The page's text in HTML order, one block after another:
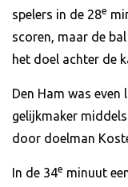
spelers in de 28e
scoren, maar de
het doel achter de
Den Ham was
gelijkmaker
door doelman
In de 34e minuut